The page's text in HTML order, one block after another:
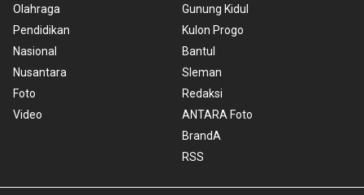
Olahraga
Pendidikan
Nasional
Nusantara
Foto
Video
Gunung Kidul
Kulon Progo
Bantul
Sleman
Redaksi
ANTARA Foto
BrandA
RSS